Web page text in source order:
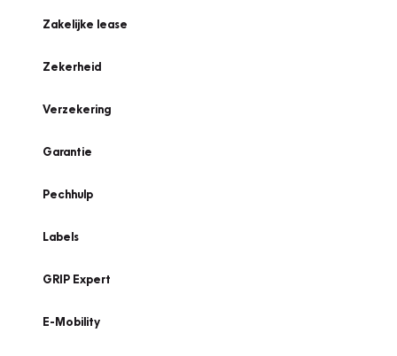
Zakelijke lease
Zekerheid
Verzekering
Garantie
Pechhulp
Labels
GRIP Expert
E-Mobility